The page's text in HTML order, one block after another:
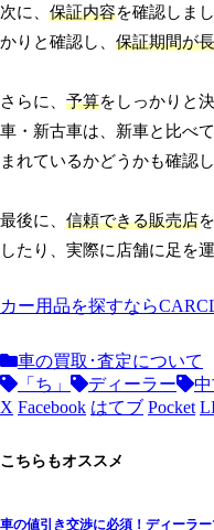
次に、 保証内容を確認しま
かりと確認し、 保証期間が
さらに、 予算をしっかりと
車・新古車は、新車と比べ
まれているかどうかも確認
最後に、 信頼できる販売店
したり、実際に店舗に足を
カー用品を探すなら
車の買取･査定について
「ち」
ディーラー
X Facebook はてブ Pocket
こちらもオススメ
車の値引き交渉に必須！ディーラ